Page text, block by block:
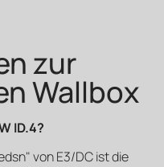
zur
Wallbox
ID.4?
von E3/DC ist die